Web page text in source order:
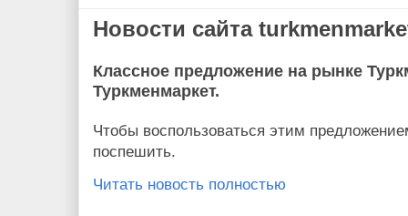
Новости сайта
Классное предложение на рынке
Туркменмаркет.
Чтобы воспользоваться этим
поспешить.
Читать новость полностью